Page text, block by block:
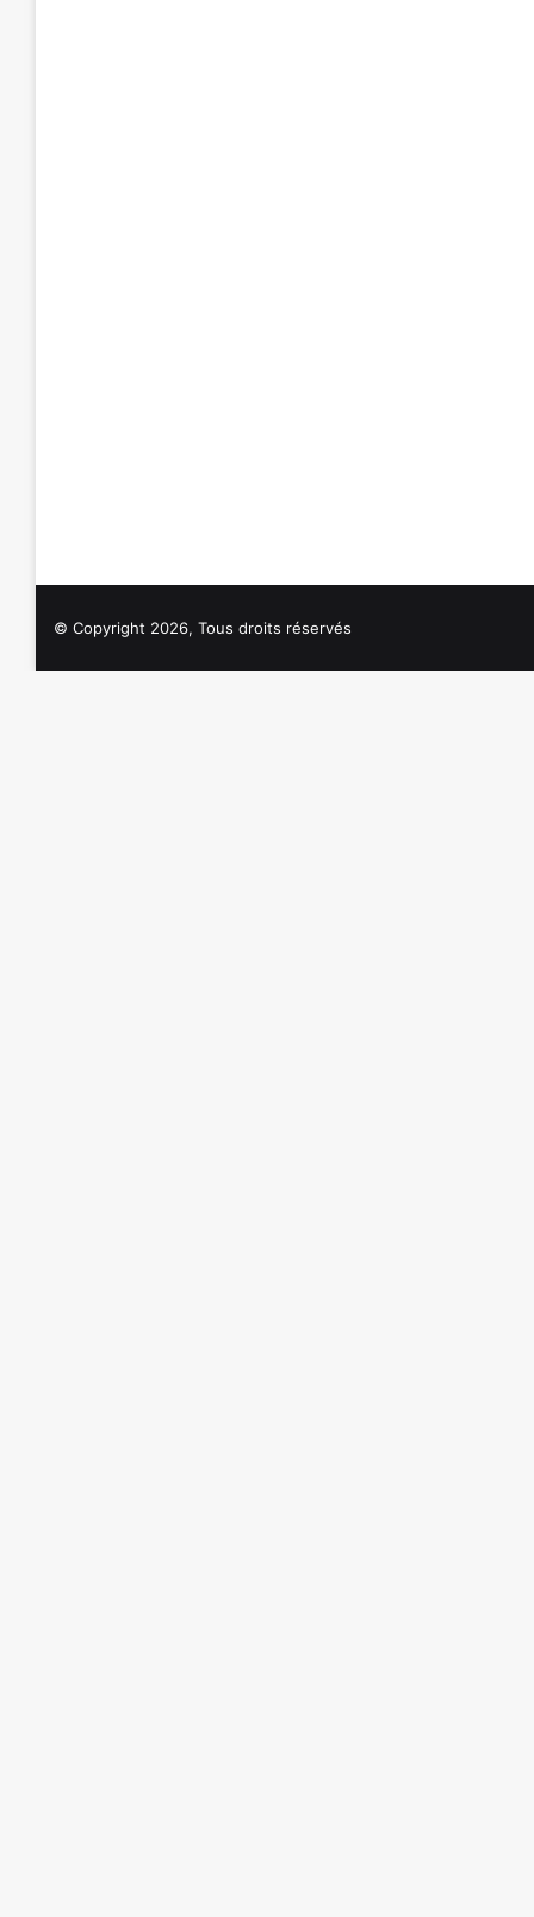
© Copyright 2026, Tous droits réservés